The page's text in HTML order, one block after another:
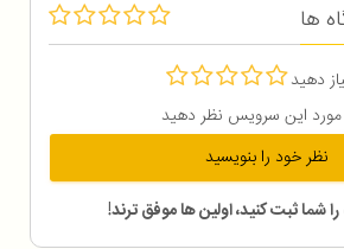
ها
دهید
این سرویس نظر دهید
نظر خود را بنویسید
شما ثبت کنید، اولین ها موفق ترند!